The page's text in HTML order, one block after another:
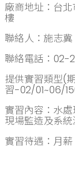
廠商地址：台
樓
聯絡人：施志冀
聯絡電話：
提供實習類型(
習-02/01~06/
實習內容：水
現場監造及系統
實習待遇：月薪